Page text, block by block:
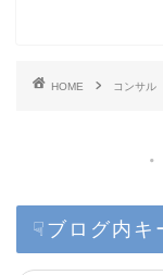
HOME コンサル
☟ブログ内キ